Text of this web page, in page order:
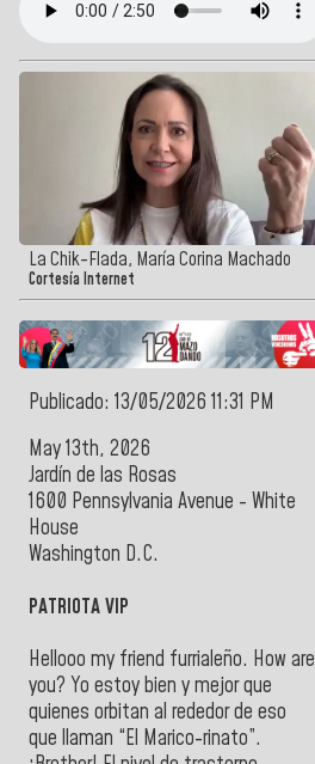
La Chik-Flada, María Corina Machado
Cortesía Internet
Publicado: 13/05/2026 11:31 PM
May 13th, 2026
Jardín de las Rosas
1600 Pennsylvania Avenue - White
House
Washington D.C.
PATRIOTA VIP
Hellooo my friend furrialeño. How are
you? Yo estoy bien y mejor que
quienes orbitan al rededor de eso
que llaman “El Marico-rinato”.